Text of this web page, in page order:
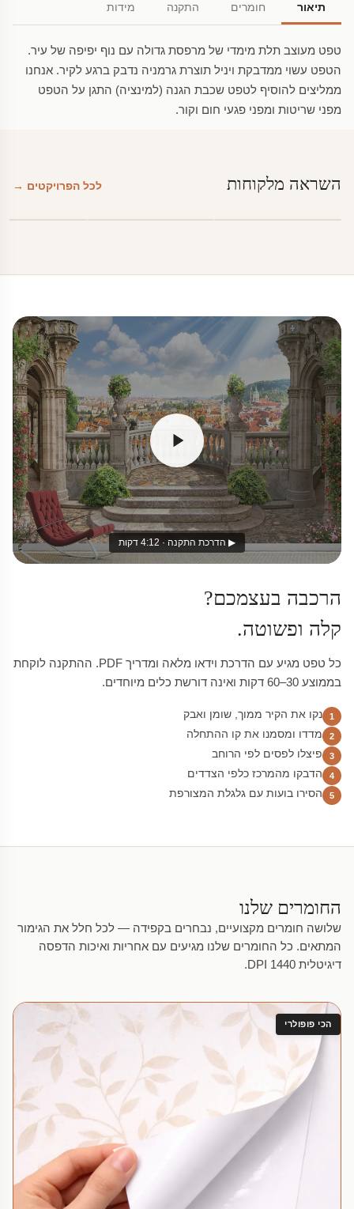
תיאור חומרים התקנה מידות
טפט מעוצב תלת מימדי של מרפסת גדולה עם נוף יפיפה של עיר.
הטפט עשוי ממדבקת ויניל תוצרת גרמניה נדבק ברגע לקיר. אנחנו
ממליצים להוסיף לטפט שכבת הגנה (למינציה) התגן על הטפט
מפני שריטות ומפני פגעי חום וקור.
השראה מלקוחות לכל הפרויקטים →
▶ הדרכת התקנה · 4:12 דקות
הרכבה בעצמכם?
קלה ופשוטה.
כל טפט מגיע עם הדרכת וידאו מלאה ומדריך PDF. ההתקנה לוקחת
בממוצע 30–60 דקות ואינה דורשת כלים מיוחדים.
1 נקו את הקיר ממוך, שומן ואבק
2 מדדו ומסמנו את קו ההתחלה
3 פיצלו לפסים לפי הרוחב
4 הדבקו מהמרכז כלפי הצדדים
5 הסירו בועות עם גלגלת המצורפת
החומרים שלנו
שלושה חומרים מקצועיים, נבחרים בקפידה — לכל חלל את הגימור
המתאים. כל החומרים שלנו מגיעים עם אחריות ואיכות הדפסה
דיגיטלית 1440 DPI.
הכי פופולרי